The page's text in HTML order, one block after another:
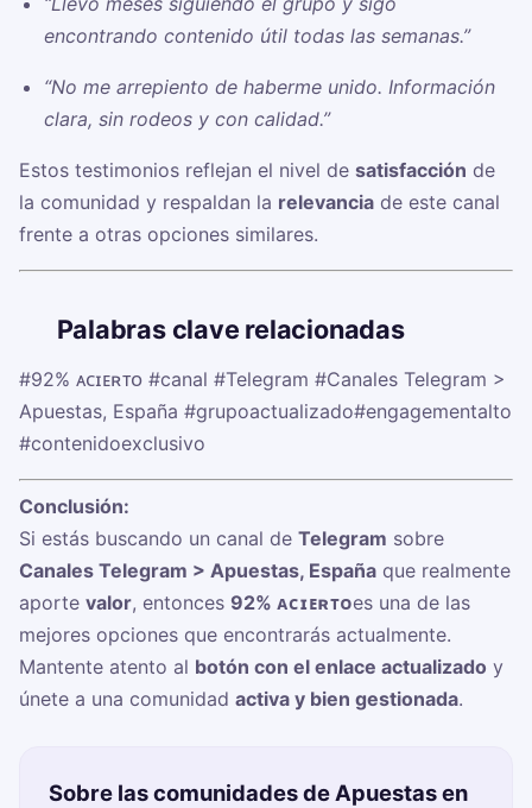
encontrando contenido útil todas las semanas.”
“No me arrepiento de haberme unido. Información
clara, sin rodeos y con calidad.”
Estos testimonios reflejan el nivel de satisfacción de
la comunidad y respaldan la relevancia de este canal
frente a otras opciones similares.
Palabras clave relacionadas
#92% ᴀᴄɪᴇʀᴛᴏ #canal #Telegram #Canales Telegram >
Apuestas, España #grupoactualizado#engagementalto
#contenidoexclusivo
Conclusión:
Si estás buscando un canal de Telegram sobre
Canales Telegram > Apuestas, España que realmente
aporte valor, entonces 92% ᴀᴄɪᴇʀᴛᴏes una de las
mejores opciones que encontrarás actualmente.
Mantente atento al botón con el enlace actualizado y
únete a una comunidad activa y bien gestionada.
Sobre las comunidades de Apuestas en